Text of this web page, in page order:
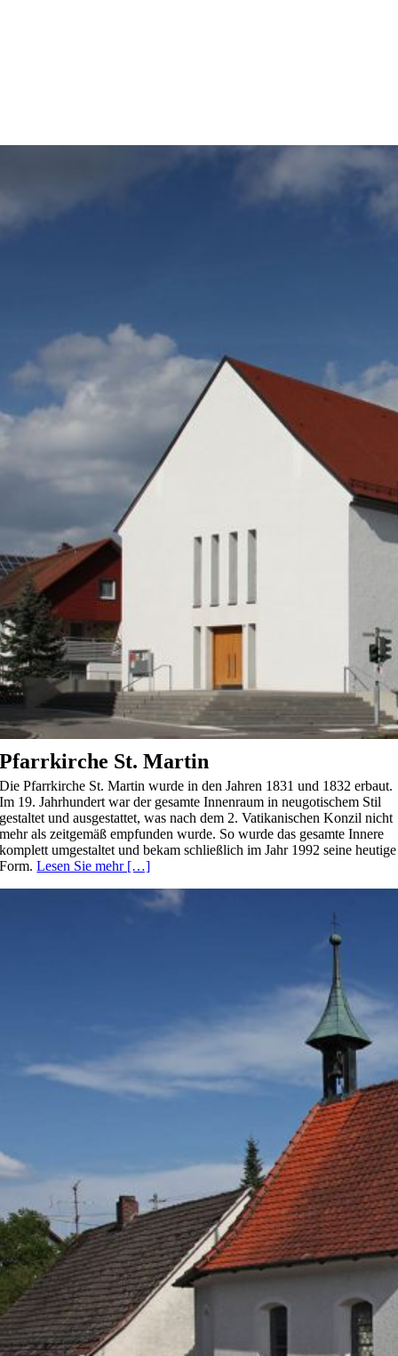
Pfarrkirche St. Martin
Die Pfarrkirche St. Martin wurde in den Jahren 1831 und 1832 erbaut.
Im 19. Jahrhundert war der gesamte Innenraum in neugotischem Stil
gestaltet und ausgestattet, was nach dem 2. Vatikanischen Konzil nicht
mehr als zeitgemäß empfunden wurde. So wurde das gesamte Innere
komplett umgestaltet und bekam schließlich im Jahr 1992 seine heutige
Form.Lesen Sie mehr […]